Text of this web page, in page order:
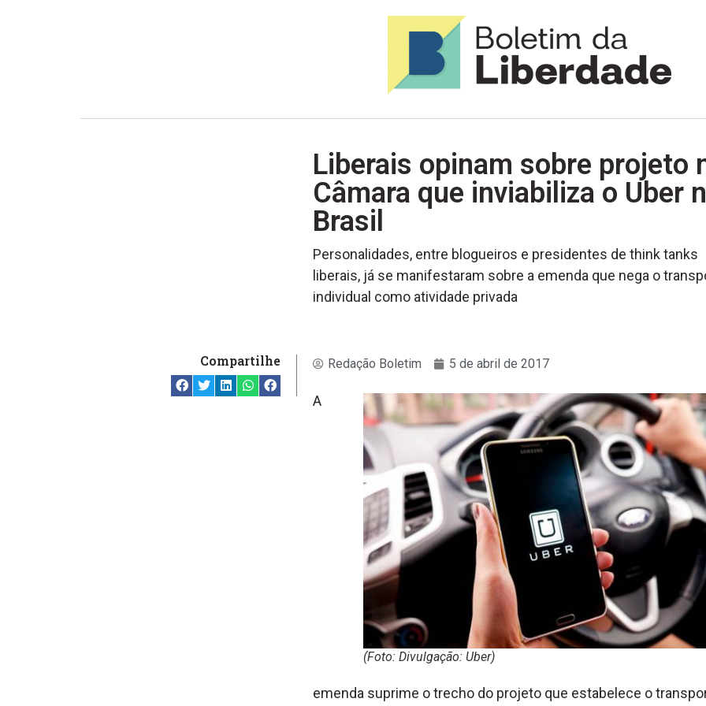
Liberais opinam sobre projeto
Câmara que inviabiliza o Uber
Brasil
Personalidades, entre blogueiros e presidentes de think tanks
liberais, já se manifestaram sobre a emenda que nega o
individual como atividade privada
Compartilhe Redação Boletim 5 de abril de 2017
(Foto: Divulgação: Uber)
A
emenda suprime o trecho do projeto que estabelece o